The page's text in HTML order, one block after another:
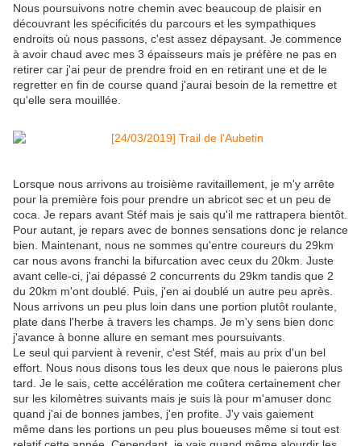
Nous poursuivons notre chemin avec beaucoup de plaisir en
découvrant les spécificités du parcours et les sympathiques
endroits où nous passons, c'est assez dépaysant. Je commence
à avoir chaud avec mes 3 épaisseurs mais je préfère ne pas en
retirer car j'ai peur de prendre froid en en retirant une et de le
regretter en fin de course quand j'aurai besoin de la remettre et
qu'elle sera mouillée.
Lorsque nous arrivons au troisième ravitaillement, je m'y arrête
pour la première fois pour prendre un abricot sec et un peu de
coca. Je repars avant Stéf mais je sais qu'il me rattrapera bientôt.
Pour autant, je repars avec de bonnes sensations donc je relance
bien. Maintenant, nous ne sommes qu'entre coureurs du 29km
car nous avons franchi la bifurcation avec ceux du 20km. Juste
avant celle-ci, j'ai dépassé 2 concurrents du 29km tandis que 2
du 20km m'ont doublé. Puis, j'en ai doublé un autre peu après.
Nous arrivons un peu plus loin dans une portion plutôt roulante,
plate dans l'herbe à travers les champs. Je m'y sens bien donc
j'avance à bonne allure en semant mes poursuivants.
Le seul qui parvient à revenir, c'est Stéf, mais au prix d'un bel
effort. Nous nous disons tous les deux que nous le paierons plus
tard. Je le sais, cette accélération me coûtera certainement cher
sur les kilomètres suivants mais je suis là pour m'amuser donc
quand j'ai de bonnes jambes, j'en profite. J'y vais gaiement
même dans les portions un peu plus boueuses même si tout est